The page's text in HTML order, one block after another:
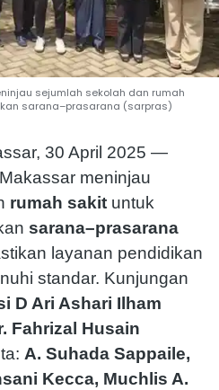
sejumlah sekolah dan rumah
sarana–prasarana (sarpras)
30 April 2025 —
meninjau
rumah sakit untuk
sarana–prasarana
layanan pendidikan
standar. Kunjungan
D Ari Ashari Ilham
Fahrizal Husain
A. Suhada Sappaile,
Kecca, Muchlis A.